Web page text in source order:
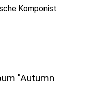
Komponist
"Autumn